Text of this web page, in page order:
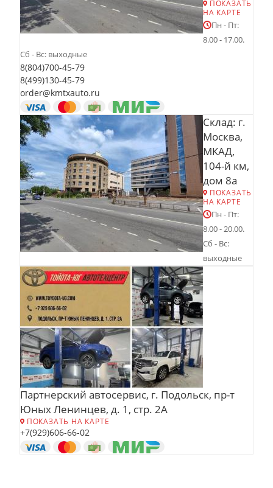
ПОКАЗАТЬ
НА КАРТЕ
Пн - Пт:
8.00 - 17.00.
Сб - Вс: выходные
8(804)700-45-79
8(499)130-45-79
order@kmtxauto.ru
Склад: г.
Москва,
МКАД,
104-й км,
дом 8а
ПОКАЗАТЬ
НА КАРТЕ
Пн - Пт:
8.00 - 20.00.
Сб - Вс:
выходные
Партнерский автосервис, г. Подольск, пр-т
Юных Ленинцев, д. 1, стр. 2А
ПОКАЗАТЬ НА КАРТЕ
+7(929)606-66-02